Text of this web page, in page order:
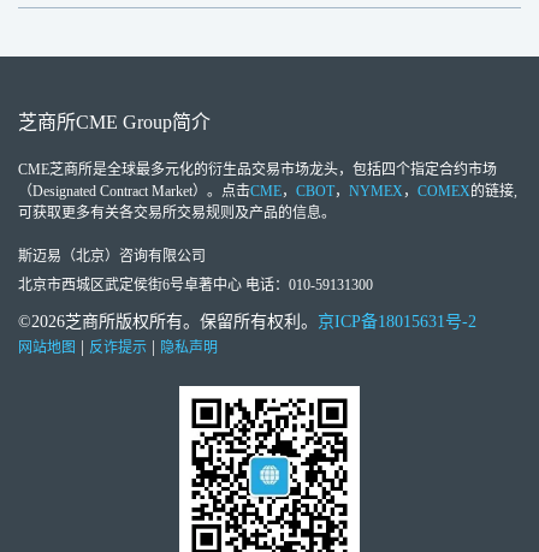
芝商所CME Group简介
CME芝商所是全球最多元化的衍生品交易市场龙头，包括四个指定合约市场
（Designated Contract Market）。点击CME， CBOT， NYMEX， COMEX的链接,
可获取更多有关各交易所交易规则及产品的信息。
斯迈易（北京）咨询有限公司
北京市西城区武定侯街6号卓著中心 电话：010-59131300
©2026芝商所版权所有。保留所有权利。 京ICP备18015631号-2
网站地图 反诈提示 隐私声明